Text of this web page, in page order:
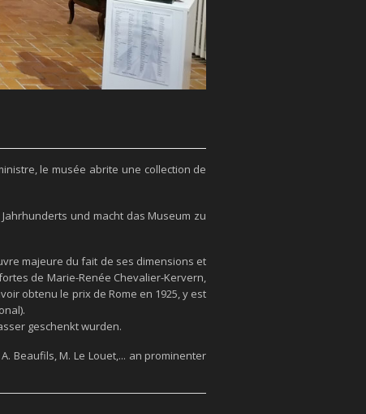
le musée abrite une collection de
und macht das Museum zu
majeure du fait de ses dimensions et
de Marie-Renée Chevalier-Kervern,
obtenu le prix de Rome en 1925, y est
geschenkt wurden.
Beaufils, M. Le Louet,... an prominenter